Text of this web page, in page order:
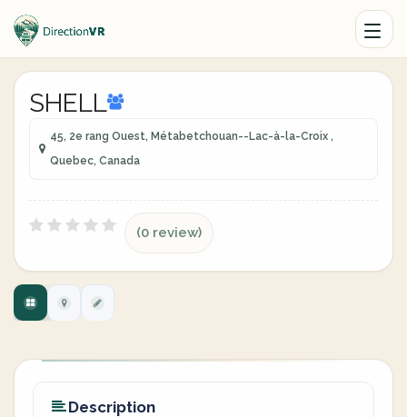
SHELL
45, 2e rang Ouest, Métabetchouan--Lac-à-la-Croix ,
Quebec, Canada
(0 review)
Description